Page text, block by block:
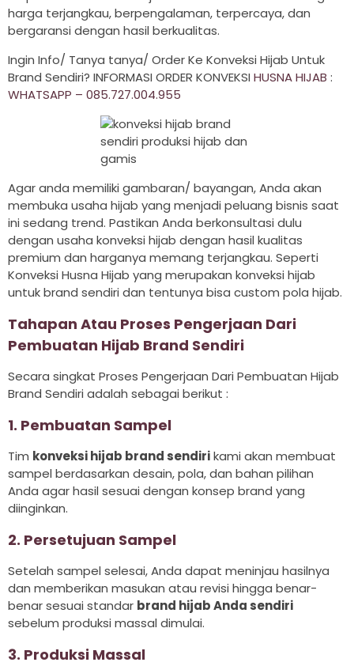
harga terjangkau, berpengalaman, terpercaya, dan
bergaransi dengan hasil berkualitas.
Ingin Info/ Tanya tanya/ Order Ke Konveksi Hijab Untuk
Brand Sendiri? INFORMASI ORDER KONVEKSI HUSNA HIJAB :
WHATSAPP – 085.727.004.955
Agar anda memiliki gambaran/ bayangan, Anda akan
membuka usaha hijab yang menjadi peluang bisnis saat
ini sedang trend. Pastikan Anda berkonsultasi dulu
dengan usaha konveksi hijab dengan hasil kualitas
premium dan harganya memang terjangkau. Seperti
Konveksi Husna Hijab yang merupakan konveksi hijab
untuk brand sendiri dan tentunya bisa custom pola hijab.
Tahapan Atau Proses Pengerjaan Dari
Pembuatan Hijab Brand Sendiri
Secara singkat Proses Pengerjaan Dari Pembuatan Hijab
Brand Sendiri adalah sebagai berikut :
1. Pembuatan Sampel
Tim konveksi hijab brand sendirikami akan membuat
sampel berdasarkan desain, pola, dan bahan pilihan
Anda agar hasil sesuai dengan konsep brand yang
diinginkan.
2. Persetujuan Sampel
Setelah sampel selesai, Anda dapat meninjau hasilnya
dan memberikan masukan atau revisi hingga benar-
benar sesuai standar brand hijab Anda sendiri
sebelum produksi massal dimulai.
3. Produksi Massal